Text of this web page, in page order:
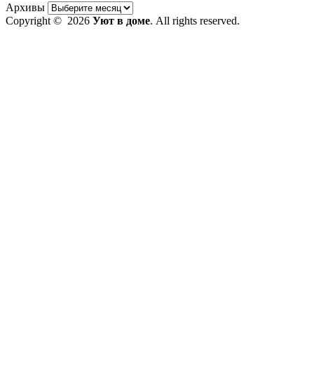
Архивы
Copyright © 2026 Уют в доме. All rights reserved.